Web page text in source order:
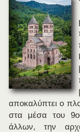
αποκαλύπτει ο
στα μέσα του
άλλων, την